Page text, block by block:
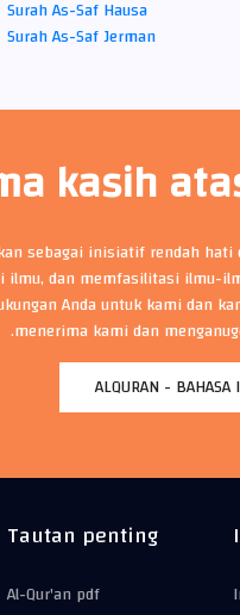
Surah As-Saf Hausa
Surah As-Saf Jerman
kasih
sebagai inisiatif rendah
dan memfasilitasi ilmu-
Anda untuk kami dan
menerima kami dan
ALQURAN -
Tautan penting
Al-Qur'an pdf